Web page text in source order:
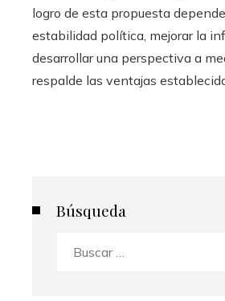
logro de esta propuesta
estabilidad política, mejorar la
desarrollar una perspectiva a
respalde las ventajas
Búsqueda